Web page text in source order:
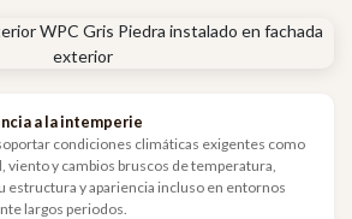
a la intemperie
condiciones climáticas exigentes como
viento y cambios bruscos de temperatura,
estructura y apariencia incluso en entornos
largos periodos.